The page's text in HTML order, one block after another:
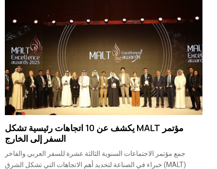
مؤتمر MALT يكشف عن 10 اتجاهات رئيسية تشكل
السفر إلى الخارج
جمع مؤتمر الاجتماعات السنوية الثالثة عشرة للسفر العربي والفاخر
(MALT) خبراء في الصناعة لتحديد أهم الاتجاهات التي تشكل الشرق